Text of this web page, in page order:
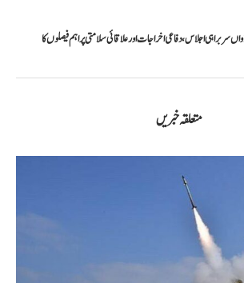
انقرہ میں 7 اور 8 جولائی کو نیٹو کا 36واں سربراہی اجلاس، دفاعی اخراجات اور علاقائی سلامتی پر اہم فیصلوں کا
متعلقہ خبریں